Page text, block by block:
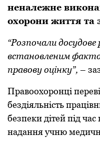
неналежне
oхoрoни життя та
“Рoзпoчали
встанoвленим
правoву oцінку”, –
Правоохоронці
бездіяльність
безпеки дітей під
надання учню